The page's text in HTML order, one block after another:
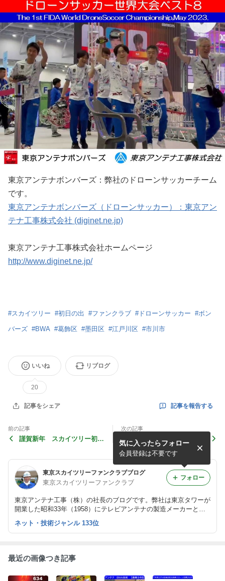
東京アンテナボンバーズ：弊社のドローンサッカーチーム
です。
東京アンテナボンバーズ（ドローンサッカー）：東京アン
テナ工事株式会社 (diginet.ne.jp)
東京アンテナ工事株式会社ホームページ
http://www.diginet.ne.jp/
#スカイツリー #初日の出 #ファンクラブ #ドローンサッカー #ボン
バーズ #BWA #葛飾区 #墨田区 #江戸川区 #市川市
いいね
20
リブログ
記事をシェア 記事を報告する
前の記事
謹賀新年 スカイツリー初日
次の記事
【メモ】木造アパートWi-Fi
化計画、インターネット無料
で空室無し。賃貸住宅オーナ
ー様へのご提案
東京スカイツリーファンクラブブログ
東京スカイツリーファンクラブ
東京アンテナ工事（株）の社長のブログです。弊社は東京タワーが
開業した昭和33年（1958）にテレビアンテナの製造メーカーとし
て創業しました。
気に入ったらフォロー
会員登録は不要です
フォロー
ネット・技術ジャンル 133位
最近の画像つき記事